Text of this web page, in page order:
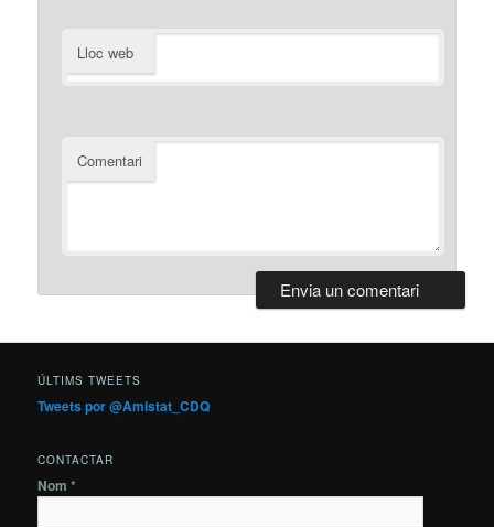
Lloc web
Comentari
ÚLTIMS TWEETS
Tweets por @Amistat_CDQ
CONTACTAR
Nom *